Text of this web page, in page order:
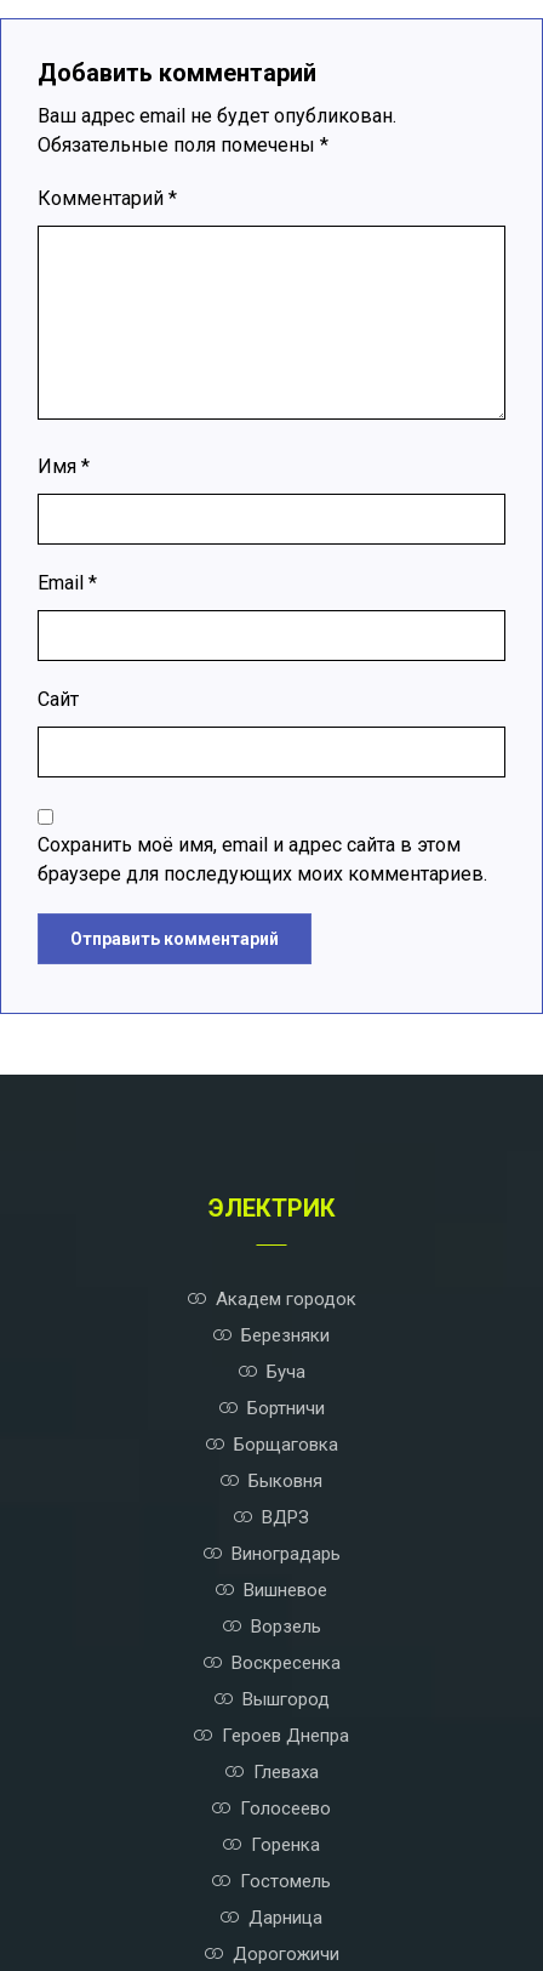
Добавить комментарий
Ваш адрес email не будет опубликован.
Обязательные поля помечены *
Комментарий *
Имя *
Email *
Сайт
Сохранить моё имя, email и адрес сайта в этом
браузере для последующих моих комментариев.
Отправить комментарий
l
ЭЛЕКТРИК
Академ городок
Березняки
Буча
Бортничи
Борщаговка
Быковня
ВДРЗ
Виноградарь
Вишневое
Ворзель
Воскресенка
Вышгород
Героев Днепра
Глеваха
Голосеево
Горенка
Гостомель
Дарница
Дорогожичи